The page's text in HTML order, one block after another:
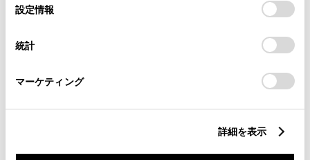
デバイスにすべてのCookie(クッキー)が保存されることに同
意したことになります。Cookie(クッキー)のオプトアウト、
設定の変更、同意を撤回したりするにあたっては、当社の
「Cookie（クッキー）情報の取り扱いについて
」をご覧くだ
設定情報
統計
マーケティング
詳細を表示
3